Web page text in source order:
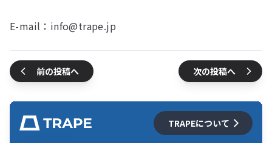
E-mail：info@trape.jp
前の投稿へ 次の投稿へ
TRAPEについて